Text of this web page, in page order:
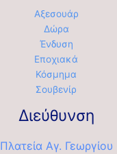
Αξεσουάρ
Δώρα
Ένδυση
Εποχιακά
Κόσμημα
Σουβενίρ
Διεύθυνση
Πλατεία Αγ. Γεωργίου